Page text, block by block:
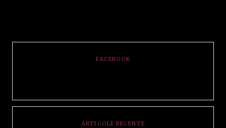
FACEBOOK
ARTICOLE RECENTE